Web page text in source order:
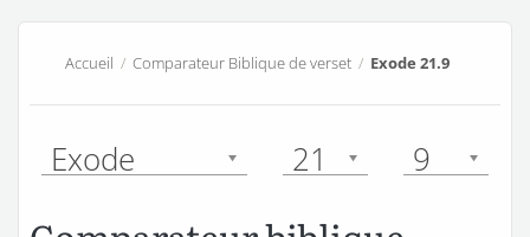
Accueil / Comparateur Biblique de verset/ Exode 21.9
Exode 21 9